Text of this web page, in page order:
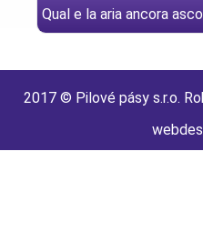
Qual e la aria ancora
2017 © Pilové pásy s.r.o.